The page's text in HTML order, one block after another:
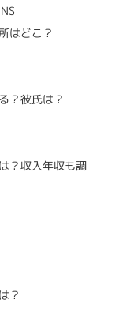
はどこ？
？彼氏は？
？収入年収も調
？